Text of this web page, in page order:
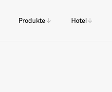
Produkte Hotel